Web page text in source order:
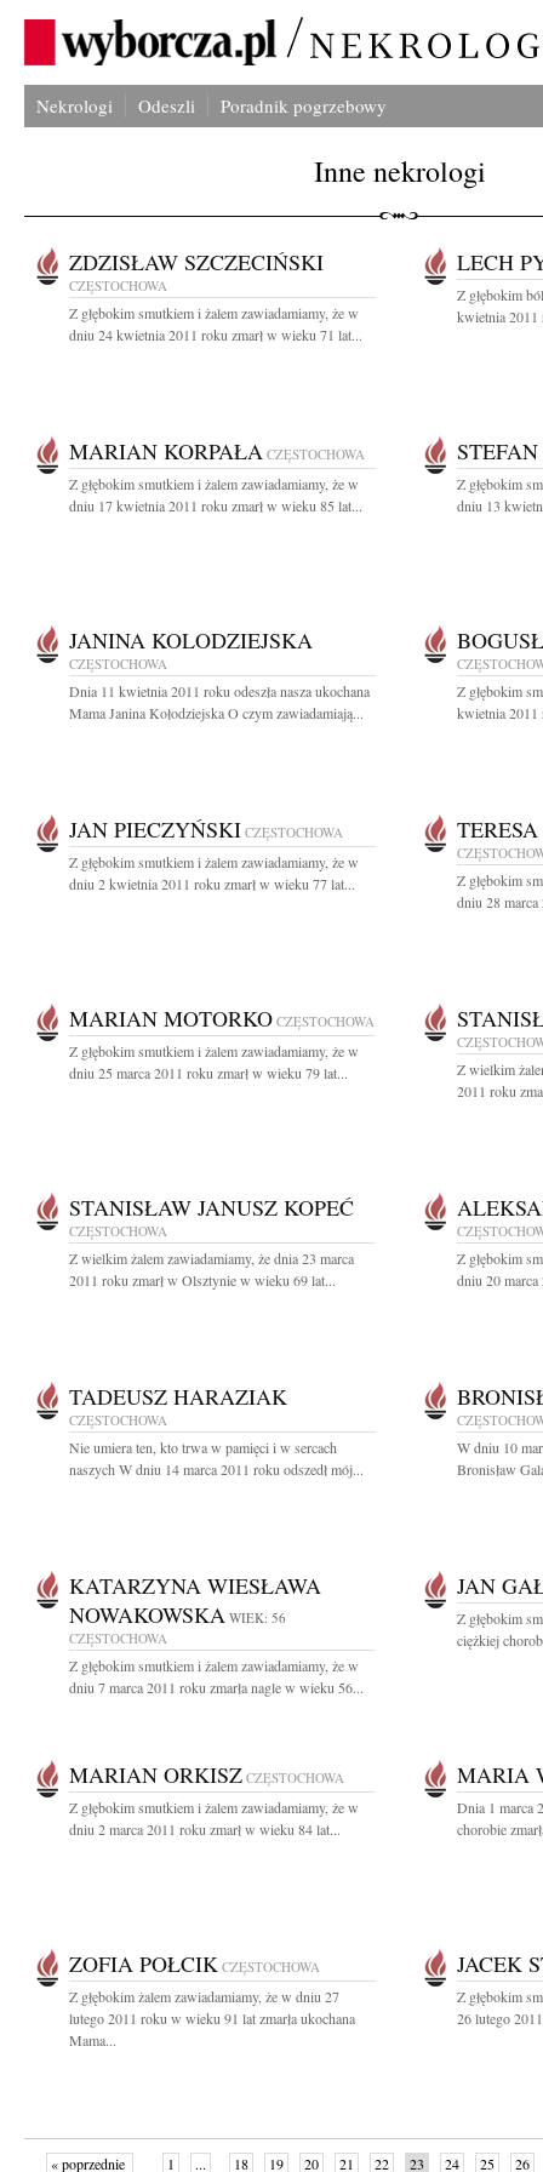
Nekrologi Odeszli Poradnik pogrzebowy
Inne nekrologi
ZDZISŁAW SZCZECIŃSKI
CZĘSTOCHOWA
Z głębokim smutkiem i żalem zawiadamiamy, że w
dniu 24 kwietnia 2011 roku zmarł w wieku 71 lat...
LECH
Z głębokim
kwietnia 2011
MARIAN KORPAŁA CZĘSTOCHOWA
Z głębokim smutkiem i żalem zawiadamiamy, że w
dniu 17 kwietnia 2011 roku zmarł w wieku 85 lat...
Z głębokim
dniu 13
JANINA KOLODZIEJSKA
CZĘSTOCHOWA
Dnia 11 kwietnia 2011 roku odeszła nasza ukochana
Mama Janina Kołodziejska O czym zawiadamiają...
Z głębokim
kwietnia 2011
JAN PIECZYŃSKI CZĘSTOCHOWA
Z głębokim smutkiem i żalem zawiadamiamy, że w
dniu 2 kwietnia 2011 roku zmarł w wieku 77 lat...
Z głębokim
dniu 28
MARIAN MOTORKO CZĘSTOCHOWA
Z głębokim smutkiem i żalem zawiadamiamy, że w
dniu 25 marca 2011 roku zmarł w wieku 79 lat...
Z wielkim
2011 roku
STANISŁAW JANUSZ KOPEĆ
CZĘSTOCHOWA
Z wielkim żalem zawiadamiamy, że dnia 23 marca
2011 roku zmarł w Olsztynie w wieku 69 lat...
Z głębokim
dniu 20
TADEUSZ HARAZIAK
CZĘSTOCHOWA
Nie umiera ten, kto trwa w pamięci i w sercach
naszych W dniu 14 marca 2011 roku odszedł mój...
W dniu 10
Bronisław
KATARZYNA WIESŁAWA
NOWAKOWSKA WIEK: 56
CZĘSTOCHOWA
Z głębokim smutkiem i żalem zawiadamiamy, że w
dniu 7 marca 2011 roku zmarła nagle w wieku 56...
JAN
Z głębokim
ciężkiej
MARIAN ORKISZ CZĘSTOCHOWA
Z głębokim smutkiem i żalem zawiadamiamy, że w
dniu 2 marca 2011 roku zmarł w wieku 84 lat...
MARIA
Dnia 1 marca
chorobie
ZOFIA POŁCIK CZĘSTOCHOWA
Z głębokim żalem zawiadamiamy, że w dniu 27
lutego 2011 roku w wieku 91 lat zmarła ukochana
Mama...
JACEK
Z głębokim
26 lutego
« poprzednie 1 ... 18 19 20 21 22 23 24 25 26